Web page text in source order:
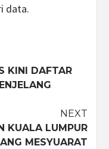
data.
KINI DAFTAR
NEXT
KUALA LUMPUR
MESYUARAT